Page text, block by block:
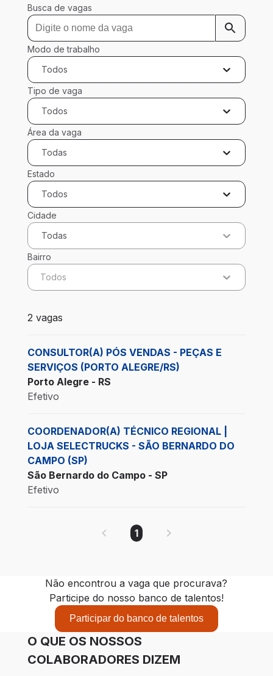
Busca de vagas
Modo de trabalho
Todos
Tipo de vaga
Todos
Área da vaga
Todas
Estado
Todos
Cidade
Todas
Bairro
Todos
2 vagas encontradas para 0 filtros aplicados
2 vagas
CONSULTOR(A) PÓS VENDAS - PEÇAS E
SERVIÇOS (PORTO ALEGRE/RS)
Porto Alegre - RS
Efetivo
COORDENADOR(A) TÉCNICO REGIONAL |
LOJA SELECTRUCKS - SÃO BERNARDO DO
CAMPO (SP)
São Bernardo do Campo - SP
Efetivo
1
Não encontrou a vaga que procurava?
Participe do nosso banco de talentos!
Participar do banco de talentos
O QUE OS NOSSOS
COLABORADORES DIZEM